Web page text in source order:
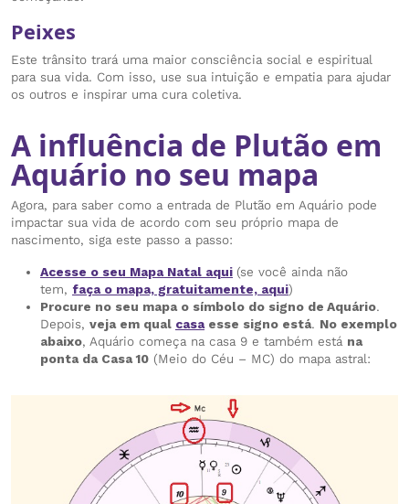
Peixes
Este trânsito trará uma maior consciência social e espiritual
para sua vida. Com isso, use sua intuição e empatia para ajudar
os outros e inspirar uma cura coletiva.
A influência de Plutão em
Aquário no seu mapa
Agora, para saber como a entrada de Plutão em Aquário pode
impactar sua vida de acordo com seu próprio mapa de
nascimento, siga este passo a passo:
Acesse o seu Mapa Natal aqui (se você ainda não
tem, faça o mapa, gratuitamente, aqui)
Procure no seu mapa o símbolo do signo de Aquário.
Depois, veja em qual casaesse signo está. No exemplo
abaixo, Aquário começa na casa 9 e também está na
ponta da Casa 10 (Meio do Céu – MC) do mapa astral: